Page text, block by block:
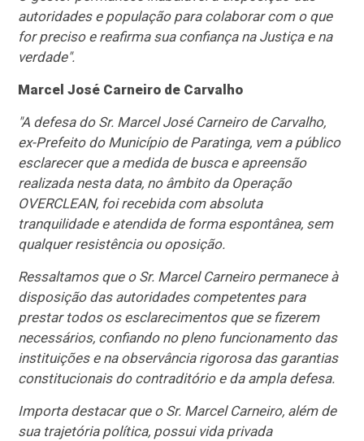
autoridades e população para colaborar com o que
for preciso e reafirma sua confiança na Justiça e na
verdade".
Marcel José Carneiro de Carvalho
"A defesa do Sr. Marcel José Carneiro de Carvalho,
ex-Prefeito do Município de Paratinga, vem a público
esclarecer que a medida de busca e apreensão
realizada nesta data, no âmbito da Operação
OVERCLEAN, foi recebida com absoluta
tranquilidade e atendida de forma espontânea, sem
qualquer resistência ou oposição.
Ressaltamos que o Sr. Marcel Carneiro permanece à
disposição das autoridades competentes para
prestar todos os esclarecimentos que se fizerem
necessários, confiando no pleno funcionamento das
instituições e na observância rigorosa das garantias
constitucionais do contraditório e da ampla defesa.
Importa destacar que o Sr. Marcel Carneiro, além de
sua trajetória política, possui vida privada